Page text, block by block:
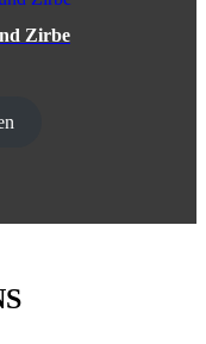
Zirbe